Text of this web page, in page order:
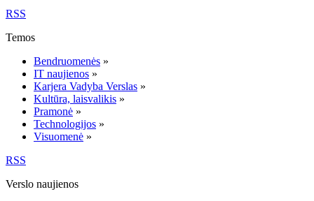
RSS
Temos
Bendruomenės »
IT naujienos »
Karjera Vadyba Verslas »
Kultūra, laisvalikis »
Pramonė »
Technologijos »
Visuomenė »
RSS
Verslo naujienos